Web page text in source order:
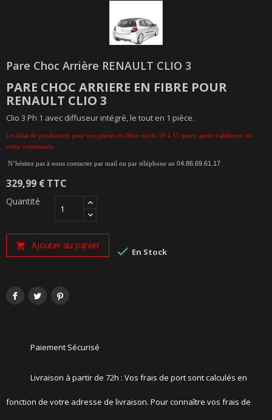
Pare Choc Arrière RENAULT CLIO 3
PARE CHOC ARRIERE EN FIBRE POUR
RENAULT CLIO 3
Clio 3 Ph 1 avec diffuseur intégré, le tout en 1 pièce.
Le délai de production pour nos pièces en fibre est de 10 à 15 jours, après validation de
votre commande.
N’hésitez pas à nous contacter par mail ou par téléphone au 04.86.69.61.17
329,99 €TTC
Quantité
 Ajouter au panier  En Stock
Paiement Sécurisé
Livraison à partir de 72h : Vos frais de port sont calculés en
fonction de votre adresse de livraison. Pour connaître vos frais de